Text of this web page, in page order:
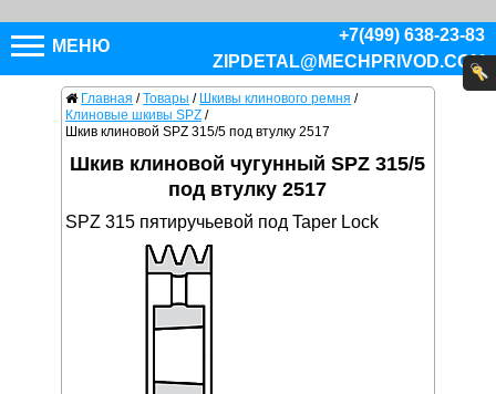
МЕНЮ
+7(499) 638-23-83
ZIPDETAL@MECHPRIVOD.COM
Главная / Товары / Шкивы клинового ремня /
Клиновые шкивы SPZ /
Шкив клиновой SPZ 315/5 под втулку 2517
Шкив клиновой чугунный SPZ 315/5
под втулку 2517
SPZ 315 пятиручьевой под Taper Lock